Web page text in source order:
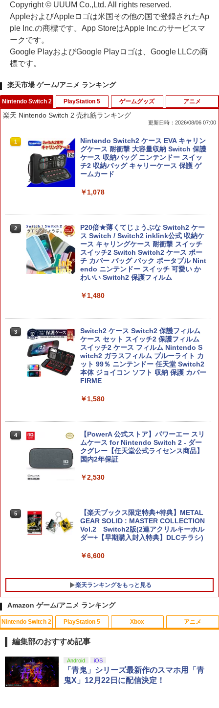
Copyright © UUUM Co.,Ltd. All rights reserved.
AppleおよびAppleロゴは米国その他の国で登録されたAp
ple Inc.の商標です。App StoreはApple Inc.のサービスマ
ークです。
Google PlayおよびGoogle Playロゴは、Google LLCの商
標です。
楽天市場 ゲーム/アニメ ランキング
Nintendo Switch 2
楽天 Nintendo Switch 2 売れ筋ランキング
更新日時：2026/08/06 07:00
1
Nintendo Switch2 ケース EVA キャリン
グケース 耐衝撃 大容量収納 Switch 保護
ケース 収納バッグ ニンテンドー スイッ
チ2 収納バッグ キャリーケース 保護 ゲ
ームカード
￥1,078
2
P20倍★薄くてじょうぶな Switch2 ケー
ス Switch / Switch2 inklink公式 収納ケ
ース キャリングケース 耐衝撃 スイッチ
スイッチ2 Switch Switch2 ケース ポー
チ カバー バッグ バック ポータブル Nint
endo ニンテンドー スイッチ 可愛い か
わいい Switch2 保護フィルム
￥1,480
3
Switch2 ケース Switch2 保護フィルム
ケース セット スイッチ2 保護フィルム
スイッチ2 ケース フィルム Nintendo S
witch2 ガラスフィルム ブルーライト カ
ット 99％ ニンテンドー 任天堂 Switch2
本体 ジョイコン ソフト 収納 保護 カバー
FIRME
￥1,580
4
【PowerA 公式ストア】パワーエー スリ
ムケース for Nintendo Switch 2 - ダー
クグレー【任天堂公式ライセンス商品】
国内2年保証
￥2,530
5
【楽天ブックス限定特典+特典】METAL
GEAR SOLID : MASTER COLLECTION
Vol.2 Switch2版(2連アクリルキーホル
ダー+【早期購入封入特典】DLCチラシ)
￥6,600
楽天ランキングをもっと見る
PlayStation 5 ゲームグッズ
1
【中古】SDガンダム Gジェネレーション
ウォーズ 特典 Gジェネレーション ウォ
ーズ プレイヤーズバイブル付き
￥350
アニメ
Amazon ゲーム/アニメ ランキング
Nintendo Switch 2
1
スプラトゥーン レイダース|オンライン
コード版
PlayStation 5
1
PlayStation 5 デジタル・エディション
日本語専用 Console Language: Japan
ese only (CFI-2200B01)
Xbox
1
Xbox プリペイドカード 10,000円 デジ
タルコード 【旧 Xbox ギフトカード】
[オンラインコード]
アニメ
1
劇場版「鬼滅の刃」無限城編 第一章 猗
窩座再来 通常版 [Blu-ray]
編集部のおすすめ記事
Android iOS
「青鬼」シリーズ最新作のスマホ用「青
鬼X」12月22日に配信決定！